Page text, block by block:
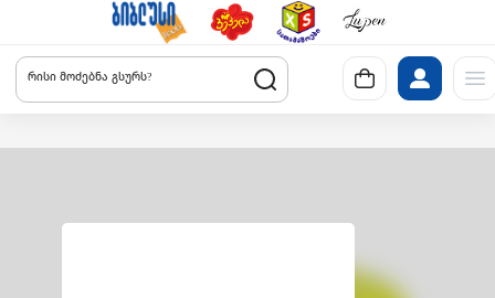
რისი მოძებნა გსურს?